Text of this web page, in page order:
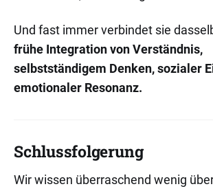
Und fast immer verbindet sie
frühe Integration von Verständnis,
selbstständigem Denken, sozialer
emotionaler Resonanz.
Schlussfolgerung
Wir wissen überraschend wenig